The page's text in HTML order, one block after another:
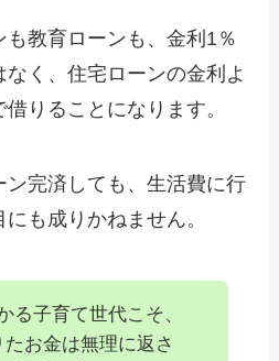
教育ローンも、金利1％
く、住宅ローンの金利よ
りることになります。
ン完済しても、生活費に行
も成りかねません。
る子育て世代こそ、
たお金は無理に返さ